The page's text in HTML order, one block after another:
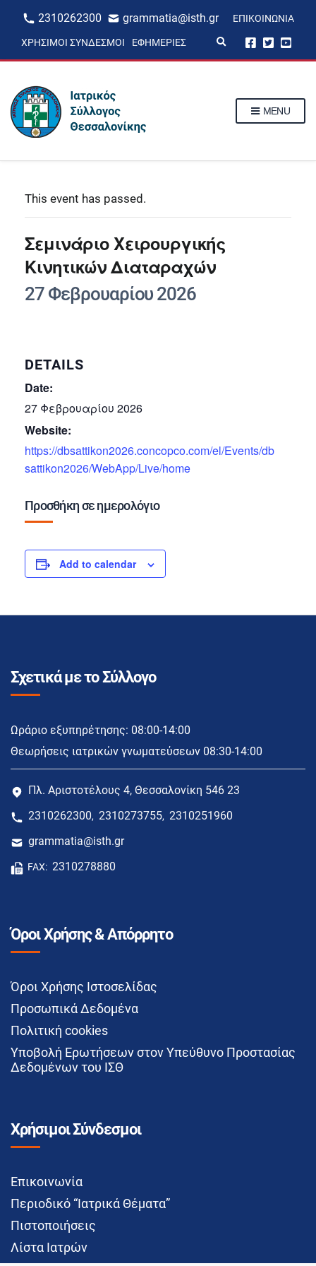
2310262300 grammatia@isth.gr ΕΠΙΚΟΙΝΩΝΊΑ
ΧΡΉΣΙΜΟΙ ΣΎΝΔΕΣΜΟΙ ΕΦΗΜΕΡΊΕΣ
p
MENU
This event has passed.
Σεμινάριο Χειρουργικής
Κινητικών Διαταραχών
27 Φεβρουαρίου 2026
DETAILS
Date:
27 Φεβρουαρίου 2026
Website:
https://dbsattikon2026.concopco.com/el/Events/db
sattikon2026/WebApp/Live/home
Προσθήκη σε ημερολόγιο
Add to calendar
Σχετικά με το Σύλλογο
Ωράριο εξυπηρέτησης: 08:00-14:00
Θεωρήσεις ιατρικών γνωματεύσεων 08:30-14:00
Πλ. Αριστοτέλους 4, Θεσσαλονίκη 546 23
2310262300, 2310273755, 2310251960
grammatia@isth.gr
FAX: 2310278880
Όροι Χρήσης & Απόρρητο
Όροι Χρήσης Ιστοσελίδας
Προσωπικά Δεδομένα
Πολιτική cookies
Υποβολή Ερωτήσεων στον Υπεύθυνο Προστασίας
Δεδομένων του ΙΣΘ
Χρήσιμοι Σύνδεσμοι
Επικοινωνία
Περιοδικό “Ιατρικά Θέματα”
Πιστοποιήσεις
Λίστα Ιατρών